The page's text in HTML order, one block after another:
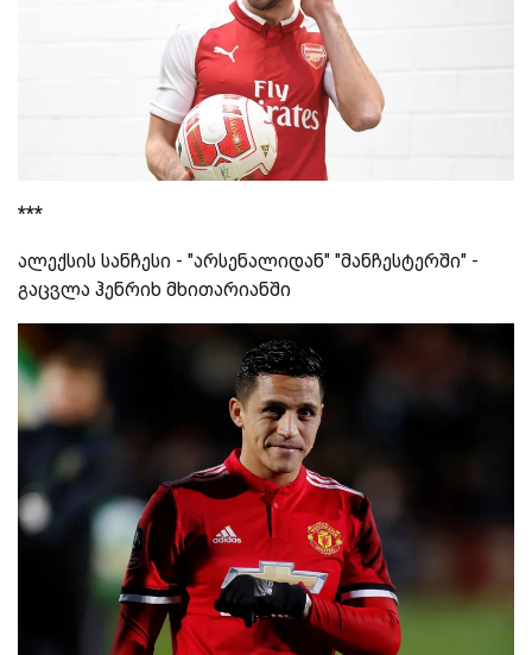
***
ალექსის სანჩესი - "არსენალიდან" "მანჩესტერში" -
გაცვლა ჰენრიხ მხითარიანში